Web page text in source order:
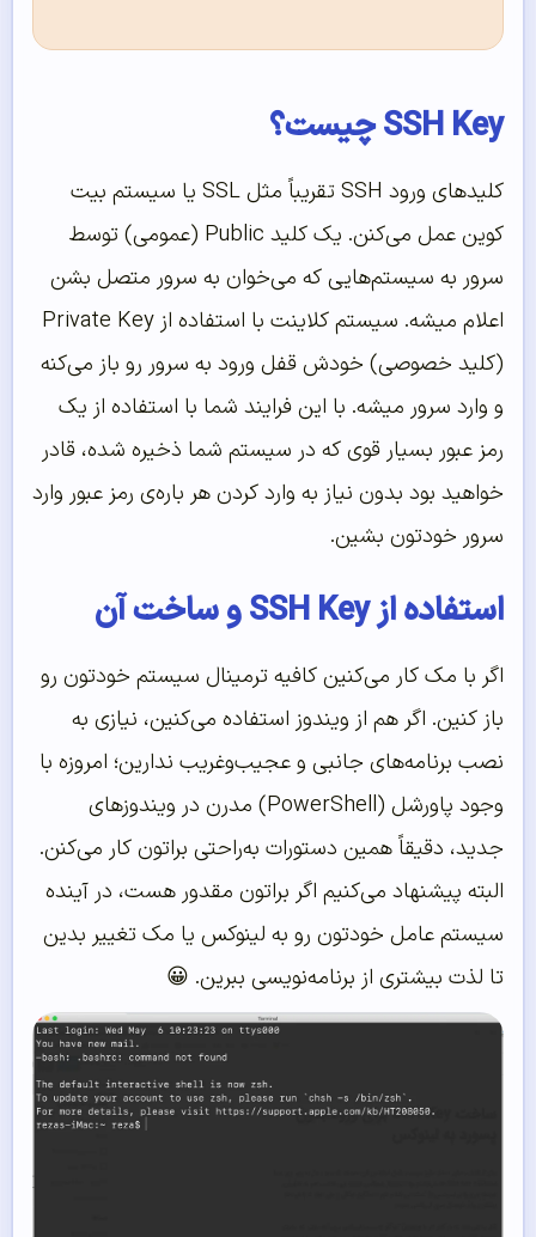
SSH Key چیست؟
کلیدهای ورود SSH تقریباً مثل SSL یا سیستم بیت
کوین عمل می‌کنن. یک کلید Public (عمومی) توسط
سرور به سیستم‌هایی که می‌خوان به سرور متصل بشن
اعلام میشه. سیستم کلاینت با استفاده از Private Key
(کلید خصوصی) خودش قفل ورود به سرور رو باز می‌کنه
و وارد سرور میشه. با این فرایند شما با استفاده از یک
رمز عبور بسیار قوی که در سیستم شما ذخیره شده، قادر
خواهید بود بدون نیاز به وارد کردن هر باره‌ی رمز عبور وارد
سرور خودتون بشین.
استفاده از SSH Key و ساخت آن
اگر با مک کار می‌کنین کافیه ترمینال سیستم خودتون رو
باز کنین. اگر هم از ویندوز استفاده می‌کنین، نیازی به
نصب برنامه‌های جانبی و عجیب‌وغریب ندارین؛ امروزه با
وجود پاورشل (PowerShell) مدرن در ویندوزهای
جدید، دقیقاً همین دستورات به‌راحتی براتون کار می‌کنن.
البته پیشنهاد می‌کنیم اگر براتون مقدور هست، در آینده
سیستم عامل خودتون رو به لینوکس یا مک تغییر بدین
تا لذت بیشتری از برنامه‌نویسی ببرین. 😀